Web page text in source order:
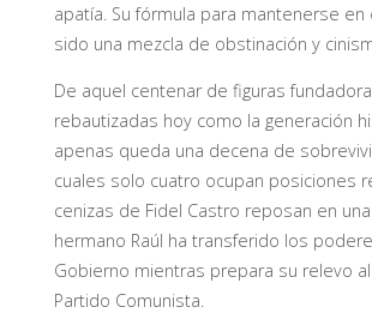
apatía. Su fórmula para mantenerse en
sido una mezcla de obstinación y
De aquel centenar de figuras
rebautizadas hoy como la generación
apenas queda una decena de
cuales solo cuatro ocupan posiciones
cenizas de Fidel Castro reposan en
hermano Raúl ha transferido los
Gobierno mientras prepara su relevo
Partido Comunista.